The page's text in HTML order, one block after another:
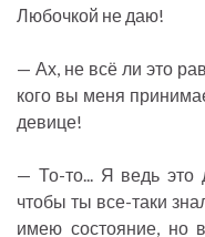
Любочкой не даю!
— Ах, не всё ли это
кого вы меня
девице!
— То-то... Я ведь это
чтобы ты все-таки
имею состояние, но